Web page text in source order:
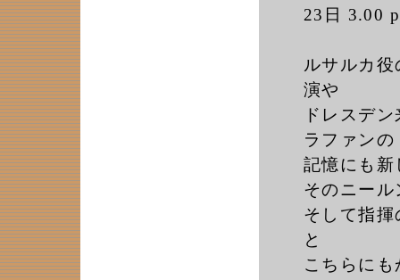
23日 3.00
ルサルカ
演や
ドレスデ
ラファンの
記憶にも新
そのニー
そして指
と
こちらに